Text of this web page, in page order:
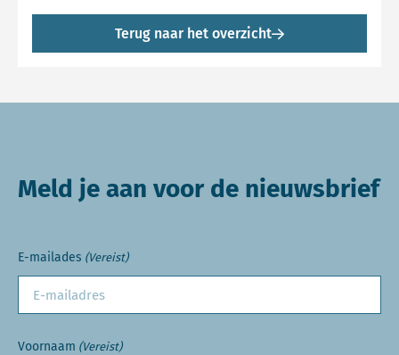
Terug naar het overzicht
Meld je aan voor de nieuwsbrief
E-mailades (Vereist)
Voornaam (Vereist)